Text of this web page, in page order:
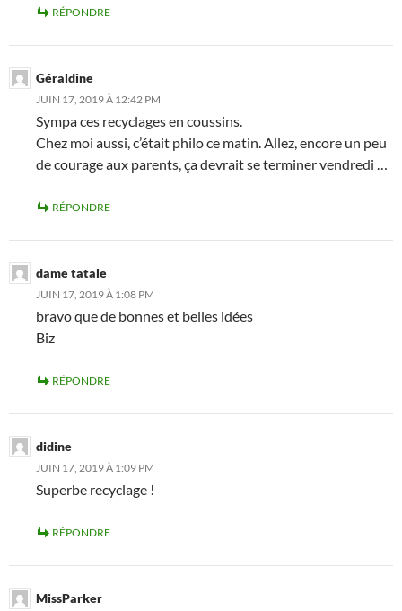
RÉPONDRE
Géraldine
JUIN 17, 2019 À 12:42 PM
Sympa ces recyclages en coussins.
Chez moi aussi, c’était philo ce matin. Allez, encore un peu
de courage aux parents, ça devrait se terminer vendredi …
RÉPONDRE
dame tatale
JUIN 17, 2019 À 1:08 PM
bravo que de bonnes et belles idées
Biz
RÉPONDRE
didine
JUIN 17, 2019 À 1:09 PM
Superbe recyclage !
RÉPONDRE
MissParker